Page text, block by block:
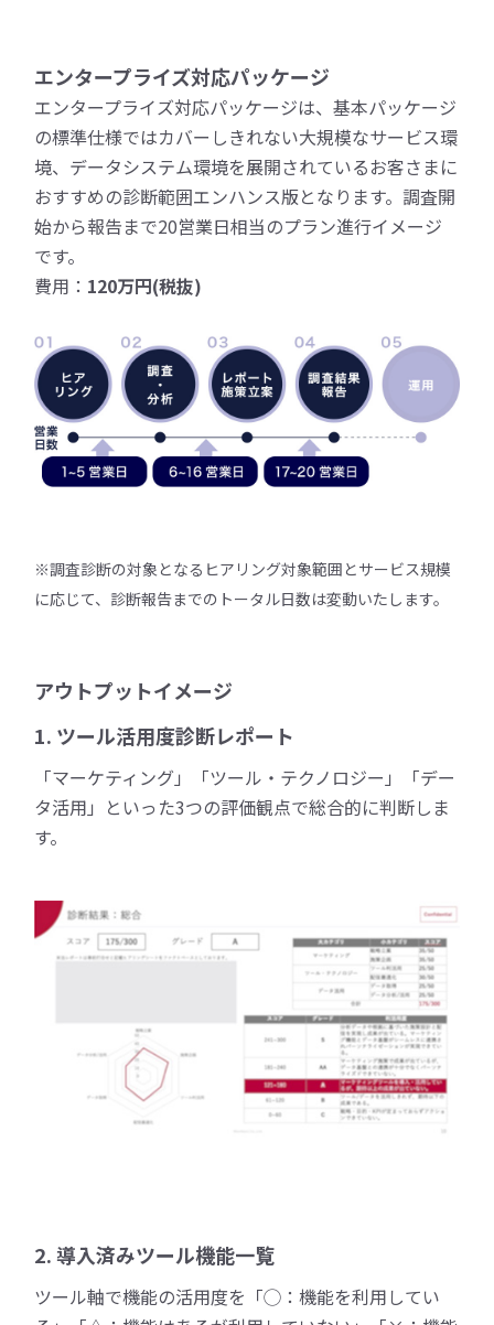
エンタープライズ対応パッケージ
エンタープライズ対応パッケージは、基本パッケージ
の標準仕様ではカバーしきれない大規模なサービス環
境、データシステム環境を展開されているお客さまに
おすすめの診断範囲エンハンス版となります。調査開
始から報告まで20営業日相当のプラン進行イメージ
です。
費用： 120万円(税抜)
※調査診断の対象となるヒアリング対象範囲とサービス規模
に応じて、診断報告までのトータル日数は変動いたします。
アウトプットイメージ
1. ツール活用度診断レポート
「マーケティング」「ツール・テクノロジー」「デー
タ活用」といった3つの評価観点で総合的に判断しま
す。
2. 導入済みツール機能一覧
ツール軸で機能の活用度を「◯：機能を利用してい